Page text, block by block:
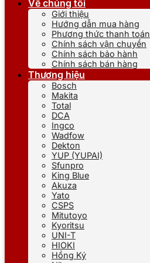
Về chúng tôi
Giới thiệu
Hướng dẫn mua hàng
Phương thức thanh toán
Chính sách vận chuyển
Chính sách bảo hành
Chính sách bán hàng
Thương hiệu
Bosch
Makita
Total
DCA
Ingco
Wadfow
Dekton
YUP (YUPAI)
Sfunpro
King Blue
Akuza
Yato
CSPS
Mitutoyo
Kyoritsu
UNI-T
HIOKI
Hồng Ký